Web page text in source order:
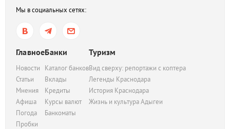
Мы в социальных сетях:
Главное
Новости
Статьи
Мнения
Афиша
Погода
Пробки
Банки
Каталог банков
Вклады
Кредиты
Курсы валют
Банкоматы
Туризм
Вид сверху: репортажи с коптера
Легенды Краснодара
История Краснодара
Жизнь и культура Адыгеи